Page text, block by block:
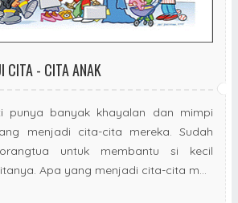
CITA - CITA ANAK
punya banyak khayalan dan mimpi
menjadi cita-cita mereka. Sudah
untuk membantu si kecil
Apa yang menjadi cita-cita m...